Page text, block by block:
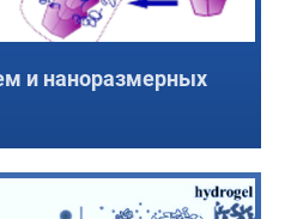
и наноразмерных